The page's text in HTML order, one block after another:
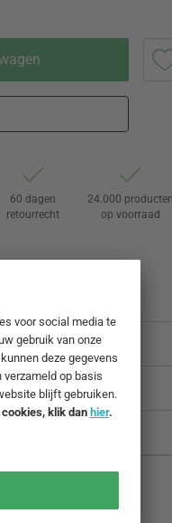
60 dagen
retourrecht
24.000 producten
op voorraad